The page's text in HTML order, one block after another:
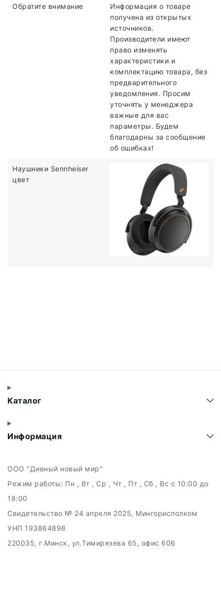
Обратите внимание
Информация о товаре
получена из открытых
источников.
Производители имеют
право изменять
характеристики и
комплектацию товара, без
предварительного
уведомления. Просим
уточнять у менеджера
важные для вас
параметры. Будем
благодарны за сообщение
об ошибках!
Наушники Sennheiser
цвет
Каталог
Информация
ООО "Дивный новый мир"
Режим работы: Пн , Вт , Ср , Чт , Пт , Сб , Вс c 10:00 до
18:00
Свидетельство № 24 апреля 2025, Мингорисполком
УНП 193864898
220035, г.Минск, ул.Тимирязева 65, офис 606